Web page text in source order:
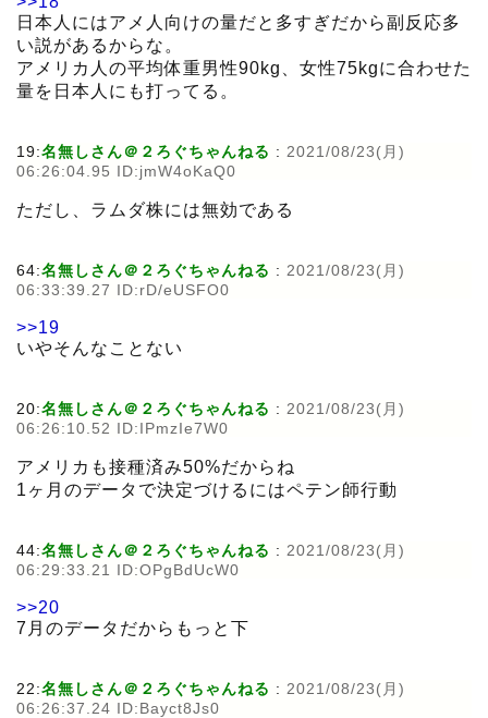
日本人にはアメ人向けの量だと多すぎだから副反応多
い説があるからな。
アメリカ人の平均体重男性90kg、女性75kgに合わせた
量を日本人にも打ってる。
19:名無しさん＠２ろぐちゃんねる : 2021/08/23(月)
06:26:04.95 ID:jmW4oKaQ0
ただし、ラムダ株には無効である
64:名無しさん＠２ろぐちゃんねる : 2021/08/23(月)
06:33:39.27 ID:rD/eUSFO0
>>19
いやそんなことない
20:名無しさん＠２ろぐちゃんねる : 2021/08/23(月)
06:26:10.52 ID:IPmzIe7W0
アメリカも接種済み50%だからね
1ヶ月のデータで決定づけるにはペテン師行動
44:名無しさん＠２ろぐちゃんねる : 2021/08/23(月)
06:29:33.21 ID:OPgBdUcW0
>>20
7月のデータだからもっと下
22:名無しさん＠２ろぐちゃんねる : 2021/08/23(月)
06:26:37.24 ID:Bayct8Js0